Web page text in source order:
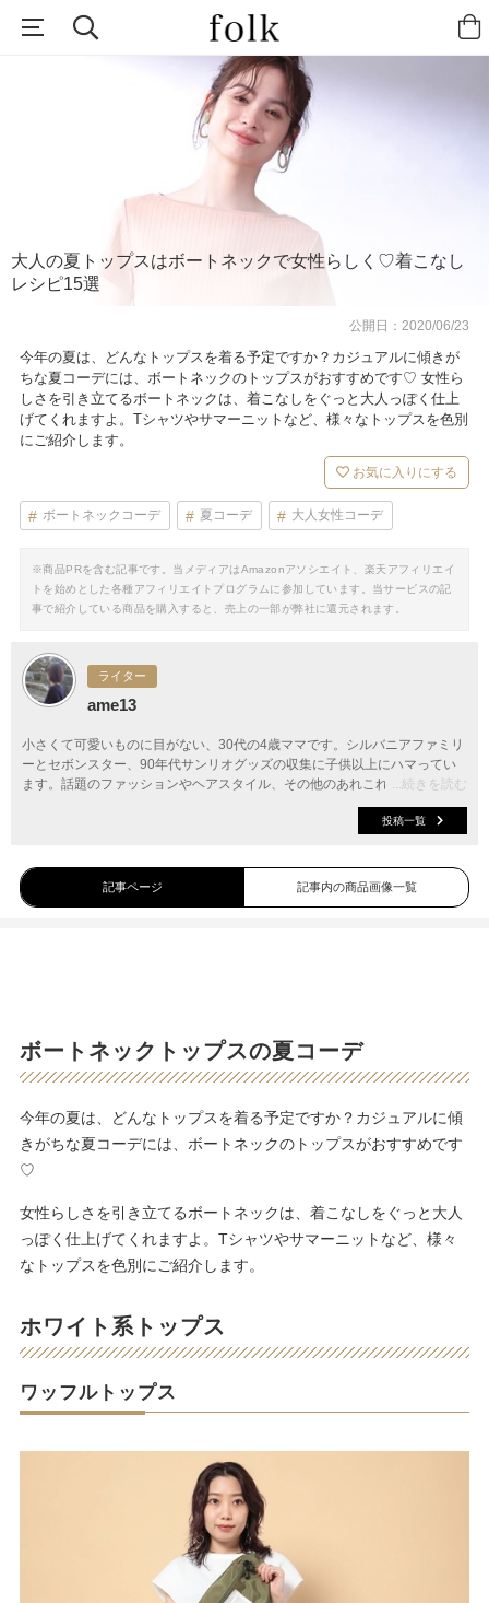
大人の夏トップスはボートネックで女性らしく♡着こなし
レシピ15選
公開日：2020/06/23
今年の夏は、どんなトップスを着る予定ですか？カジュアルに傾きが
ちな夏コーデには、ボートネックのトップスがおすすめです♡ 女性ら
しさを引き立てるボートネックは、着こなしをぐっと大人っぽく仕上
げてくれますよ。Tシャツやサマーニットなど、様々なトップスを色別
にご紹介します。
お気に入りにする
ボートネックコーデ 夏コーデ 大人女性コーデ
※商品PRを含む記事です。当メディアはAmazonアソシエイト、楽天アフィリエイ
トを始めとした各種アフィリエイトプログラムに参加しています。当サービスの記
事で紹介している商品を購入すると、売上の一部が弊社に還元されます。
ライター
ame13
...続きを読む
小さくて可愛いものに目がない、30代の4歳ママです。シルバニアファミリ
ーとセボンスター、90年代サンリオグッズの収集に子供以上にハマってい
ます。話題のファッションやヘアスタイル、その他のあれこれについて、分
投稿一覧
記事ページ 記事内の商品画像一覧
ボートネックトップスの夏コーデ
今年の夏は、どんなトップスを着る予定ですか？カジュアルに傾
きがちな夏コーデには、ボートネックのトップスがおすすめです
♡
女性らしさを引き立てるボートネックは、着こなしをぐっと大人
っぽく仕上げてくれますよ。Tシャツやサマーニットなど、様々
なトップスを色別にご紹介します。
ホワイト系トップス
ワッフルトップス